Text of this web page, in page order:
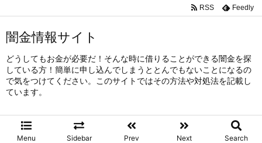
闇金情報サイト
どうしてもお金が必要だ！そんな時に借りることができる闇金を探
している方！簡単に申し込んでしまうととんでもないことになるの
で気をつけてください。このサイトではその方法や対処法を記載し
ています。
Menu Sidebar Prev Next Search
RSS Feedly